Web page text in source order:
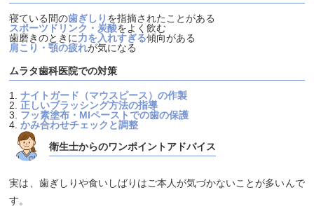
寝ている間の歯ぎしり を指摘されたことがある
スポーツドリンク・炭酸をよく飲む
歯磨きのときに力を入れすぎる傾向がある
肩こり・顎の疲れが気になる
ムラタ歯科医院での対策
ナイトガード（マウスピース）の作製
正しいブラッシング方法の指導
フッ素塗布・MIペーストでの歯の保護
かみ合わせチェックと調整
衛生士からのワンポイントアドバイス
実は、歯ぎしりや食いしばりはご本人が気づかないことが多いんで
す。